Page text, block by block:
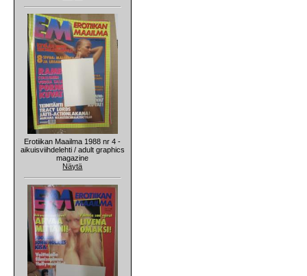
Erotiikan Maailma 1988 nr 4 -
aikuisviihdelehti / adult graphics
magazine
Näytä